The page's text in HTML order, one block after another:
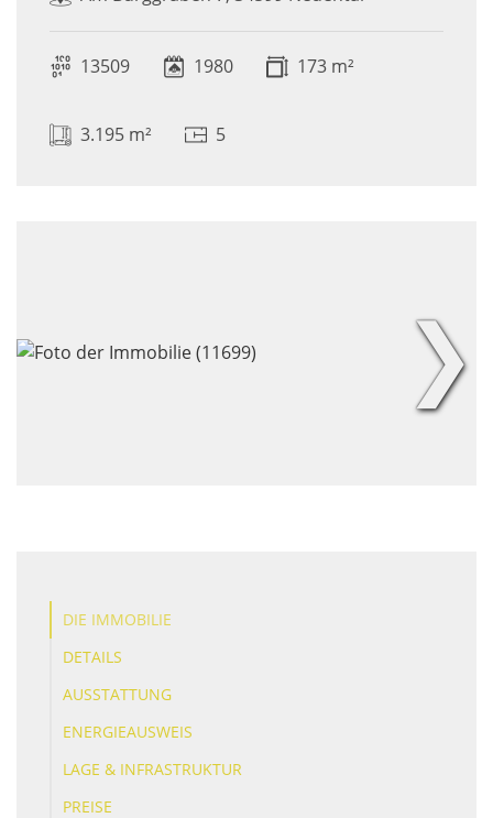
13509 1980 173 m²
3.195 m² 5
❯
DIE IMMOBILIE
DETAILS
AUSSTATTUNG
ENERGIEAUSWEIS
LAGE & INFRASTRUKTUR
PREISE